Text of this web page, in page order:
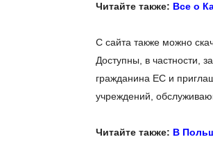
Читайте также: Все о
С сайта также можно
Доступны, в частности,
гражданина ЕС и
учреждений,
Читайте также: В